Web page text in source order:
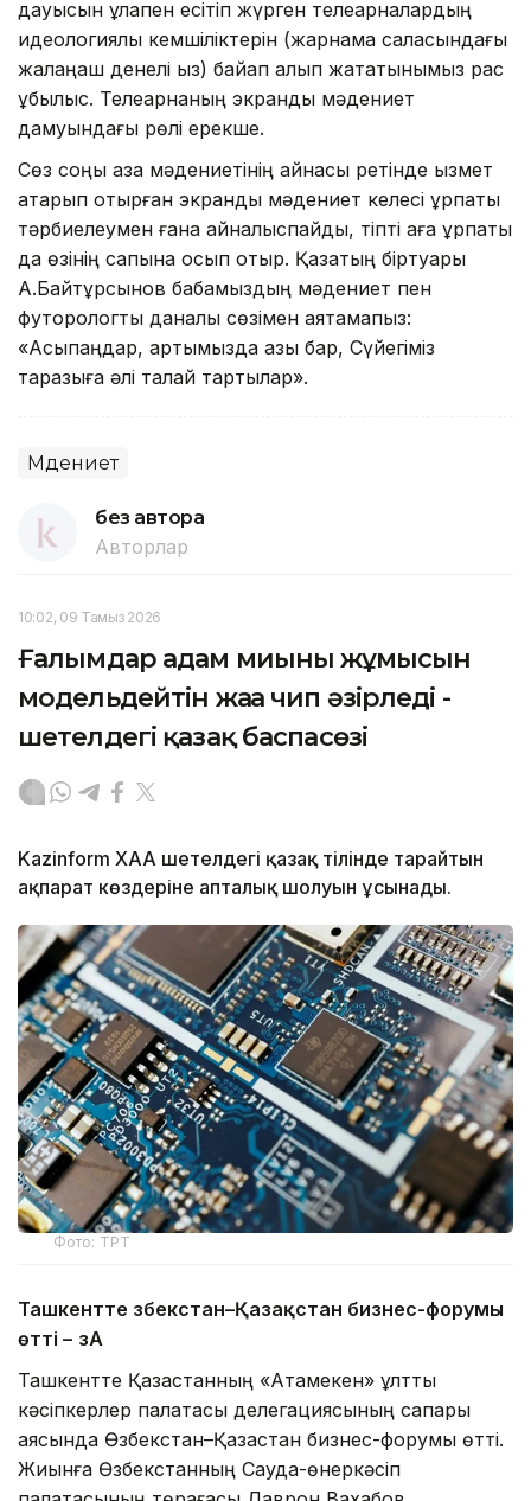
дауысын құлақпен есітіп жүрген телеарналардың
идеологиялық кемшіліктерін (жарнама саласындағы
жалаңаш денелі қыз) байқап қалып жататынымыз рас
құбылыс. Телеарнаның экрандық мәдениет
дамуындағы рөлі ерекше.
Сөз соңы қазақ мәдениетінің айнасы ретінде қызмет
атқарып отырған экрандық мәдениет келесі ұрпақты
тәрбиелеумен ғана айналыспайды, тіпті аға ұрпақты
да өзінің сапына қосып отыр. Қазақтың біртуары
А.Байтұрсынов бабамыздың мәдениет пен
футорологтық даналық сөзімен аяқтамақпыз:
«Асықпаңдар, артымызда қазы бар, Сүйегіміз
таразыға әлі талай тартылар».
Мәдениет
без автора
Авторлар
10:02, 09 Тамыз 2026
Ғалымдар адам миының жұмысын
модельдейтін жаңа чип әзірледі -
шетелдегі қазақ баспасөзі
Kazinform ХАА шетелдегі қазақ тілінде тарайтын
ақпарат көздеріне апталық шолуын ұсынады.
Фото: ТРТ
Ташкентте Өзбекстан–Қазақстан бизнес-форумы
өтті – ӨзА
Ташкентте Қазақстанның «Атамекен» ұлттық
кәсіпкерлер палатасы делегациясының сапары
аясында Өзбекстан–Қазақстан бизнес-форумы өтті.
Жиынға Өзбекстанның Сауда-өнеркәсіп